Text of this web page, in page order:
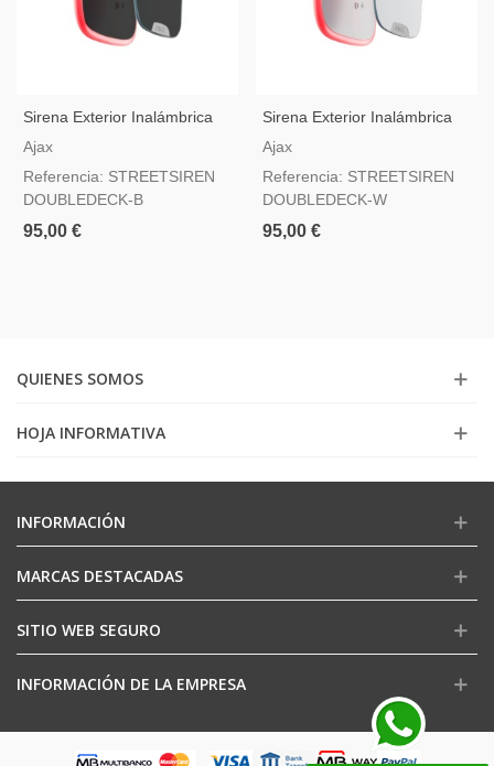
Sirena Exterior Inalámbrica
Negra Con Tapa
StreetSiren DoubleDeck
Ajax
Referencia: STREETSIREN
DOUBLEDECK-B
95,00 €
Sirena Exterior Inalámbrica
Blanca Con Tapa
StreetSiren DoubleDeck
Ajax
Referencia: STREETSIREN
DOUBLEDECK-W
95,00 €
QUIENES SOMOS
HOJA INFORMATIVA
INFORMACIÓN
MARCAS DESTACADAS
SITIO WEB SEGURO
INFORMACIÓN DE LA EMPRESA